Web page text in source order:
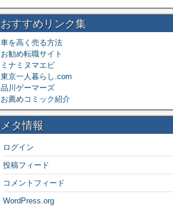
おすすめリンク集
車を高く売る方法
お勧め転職サイト
ミナミヌマエビ
東京一人暮らし.com
品川ゲーマーズ
お薦めコミック紹介
メタ情報
ログイン
投稿フィード
コメントフィード
WordPress.org